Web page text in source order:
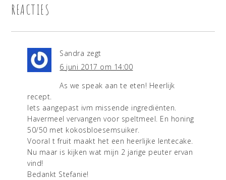
REACTIES
Sandra zegt
6 juni 2017 om 14:00
As we speak aan te eten! Heerlijk
recept.
Iets aangepast ivm missende ingrediënten.
Havermeel vervangen voor speltmeel. En honing
50/50 met kokosbloesemsuiker.
Vooral t fruit maakt het een heerlijke lentecake.
Nu maar is kijken wat mijn 2 jarige peuter ervan
vind!
Bedankt Stefanie!